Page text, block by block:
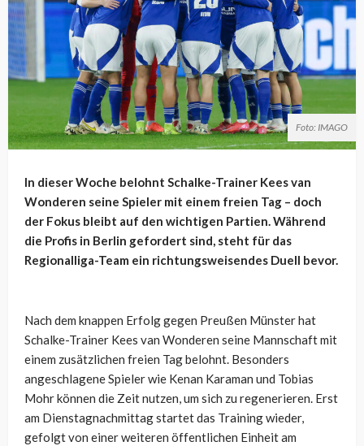
Foto: IMAGO
In dieser Woche belohnt Schalke-Trainer Kees van
Wonderen seine Spieler mit einem freien Tag – doch
der Fokus bleibt auf den wichtigen Partien. Während
die Profis in Berlin gefordert sind, steht für das
Regionalliga-Team ein richtungsweisendes Duell bevor.
Nach dem knappen Erfolg gegen Preußen Münster hat
Schalke-Trainer Kees van Wonderen seine Mannschaft mit
einem zusätzlichen freien Tag belohnt. Besonders
angeschlagene Spieler wie Kenan Karaman und Tobias
Mohr können die Zeit nutzen, um sich zu regenerieren. Erst
am Dienstagnachmittag startet das Training wieder,
gefolgt von einer weiteren öffentlichen Einheit am